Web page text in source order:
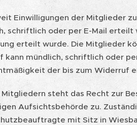
Einwilligungen der Mitglieder
schriftlich oder per E-Mail
erteilt wurde. Die Mitglieder
kann mündlich, schriftlich oder
der bis zum Widerruf
Mitgliedern steht das Recht zur
Aufsichtsbehörde zu.
mit Sitz in